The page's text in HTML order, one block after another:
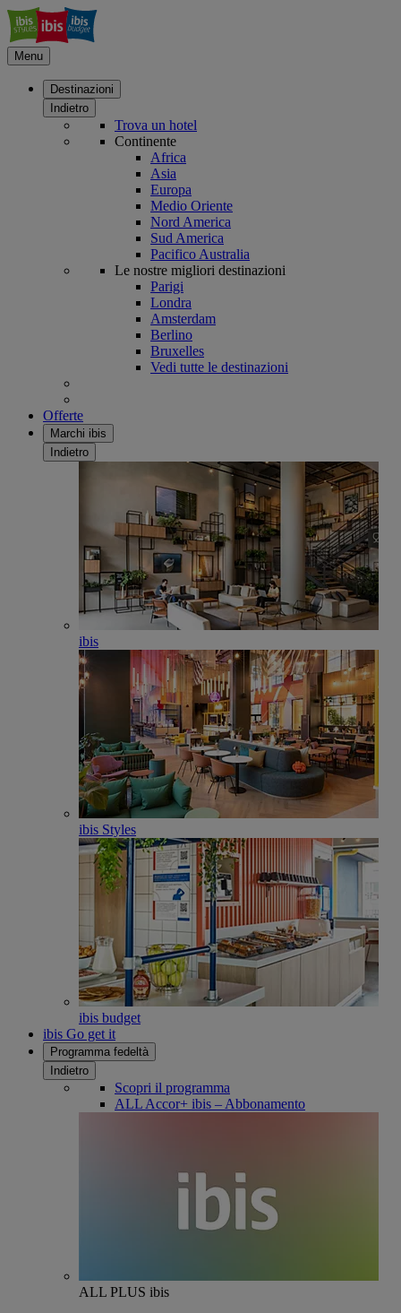
Menu
Destinazioni
Indietro
Trova un hotel
Continente
Africa
Asia
Europa
Medio Oriente
Nord America
Sud America
Pacifico Australia
Le nostre migliori destinazioni
Parigi
Londra
Amsterdam
Berlino
Bruxelles
Vedi tutte le destinazioni
Offerte
Marchi ibis
Indietro
ibis
ibis Styles
ibis budget
ibis Go get it
Programma fedeltà
Indietro
Scopri il programma
ALL Accor+ ibis – Abbonamento
ALL PLUS ibis